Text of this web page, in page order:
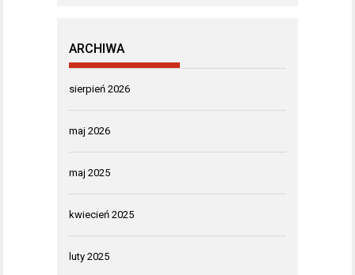
ARCHIWA
sierpień 2026
maj 2026
maj 2025
kwiecień 2025
luty 2025